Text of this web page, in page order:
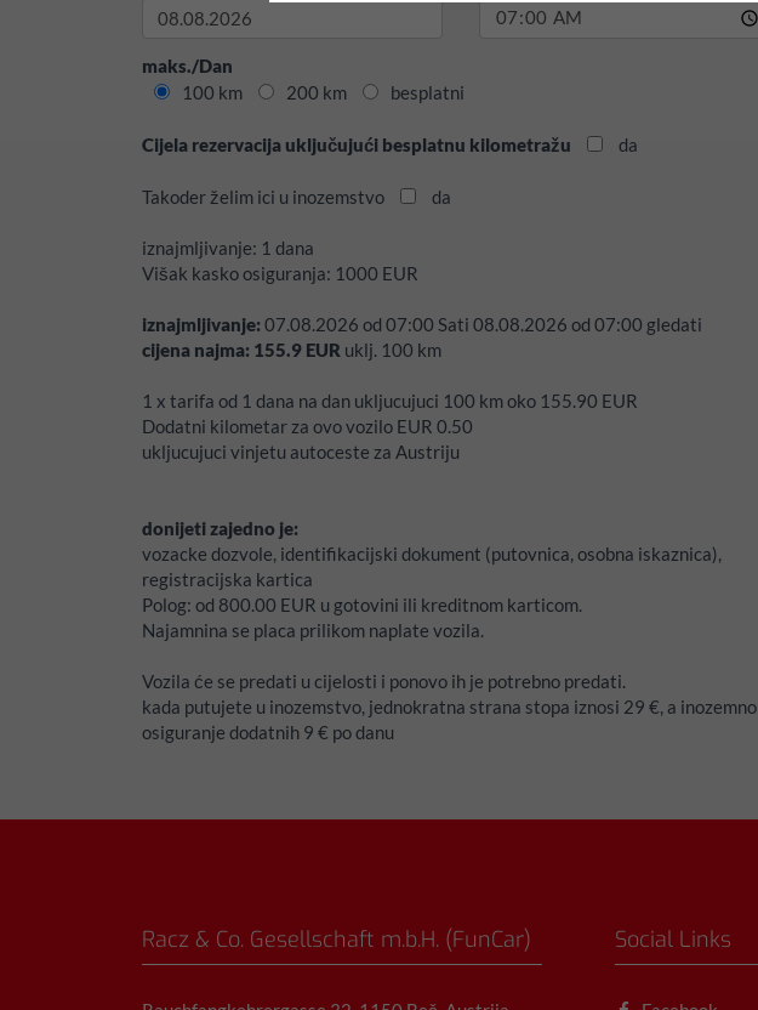
maks./Dan
100 km
200 km besplatni
Cijela rezervacija uključujući besplatnu kilometražu da
Takoder želim ici u inozemstvo da
iznajmljivanje: 1 dana
Višak kasko osiguranja: 1000 EUR
iznajmljivanje:07.08.2026 od 07:00 Sati 08.08.2026 od 07:00 gledati
cijena najma: 155.9 EUR uklj. 100 km
1 x tarifa od 1 dana na dan ukljucujuci 100 km oko 155.90 EUR
Dodatni kilometar za ovo vozilo EUR 0.50
ukljucujuci vinjetu autoceste za Austriju
donijeti zajedno je:
vozacke dozvole, identifikacijski dokument (putovnica, osobna iskaznica),
registracijska kartica
Polog: od 800.00 EUR u gotovini ili kreditnom karticom.
Najamnina se placa prilikom naplate vozila.
Vozila će se predati u cijelosti i ponovo ih je potrebno predati.
kada putujete u inozemstvo, jednokratna strana stopa iznosi 29 €, a inozemno
osiguranje dodatnih 9 € po danu
Racz & Co. Gesellschaft m.b.H. (FunCar) Social Links